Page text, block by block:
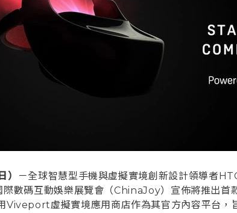
）
－全球智慧型手機與虛擬實境創新設計領導者
數碼互動娛樂展覽會（ChinaJoy）宣佈將推出
虛擬實境應用商店作為其官方內容平台，